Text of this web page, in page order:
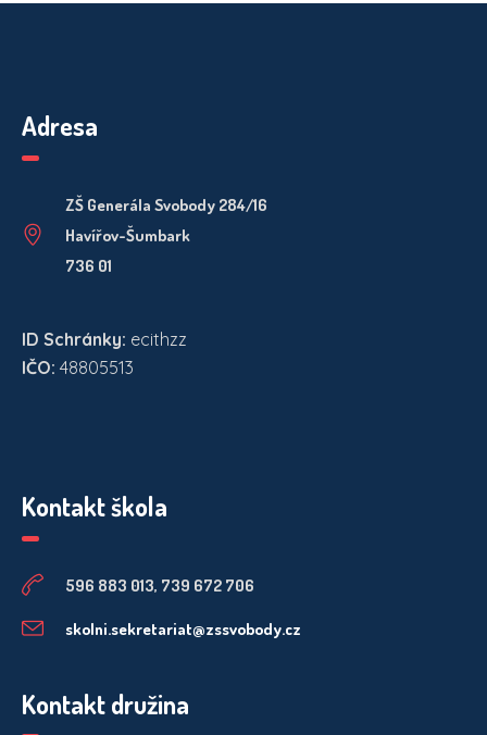
Adresa
ZŠ Generála Svobody 284/16
Havířov-Šumbark
736 01
ID Schránky: ecithzz
IČO: 48805513
Kontakt škola
596 883 013, 739 672 706
skolni.sekretariat@zssvobody.cz
Kontakt družina